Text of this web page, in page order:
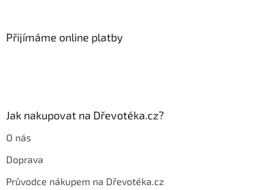
y
v
u
Přijímáme online platby
Jak nakupovat na Dřevotéka.cz?
O nás
Doprava
Průvodce nákupem na Dřevotéka.cz